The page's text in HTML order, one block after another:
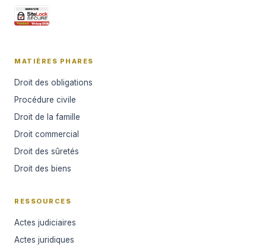
MATIÈRES PHARES
Droit des obligations
Procédure civile
Droit de la famille
Droit commercial
Droit des sûretés
Droit des biens
RESSOURCES
Actes judiciaires
Actes juridiques